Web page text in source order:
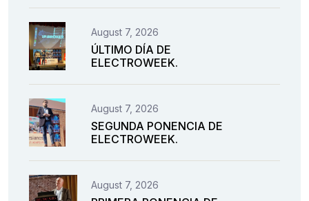
August 7, 2026
ÚLTIMO DÍA DE
ELECTROWEEK.
August 7, 2026
SEGUNDA PONENCIA DE
ELECTROWEEK.
August 7, 2026